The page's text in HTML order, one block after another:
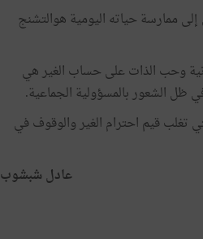
ممارسة حياته اليومية هوالتشنج
وحب الذات على حساب الغير هي
ظل الشعور بالمسؤولية الجماعية.
تغلب قيم احترام الغير والوقوف في
عادل شبشوب